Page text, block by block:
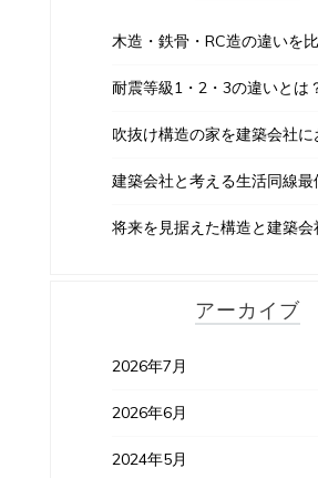
木造・鉄骨・RC造の違いを
耐震等級1・2・3の違いとは
吹抜け構造の家を建築会社に
建築会社と考える生活同線最
将来を見据えた構造と建築会
アーカイブ
2026年7月
2026年6月
2024年5月